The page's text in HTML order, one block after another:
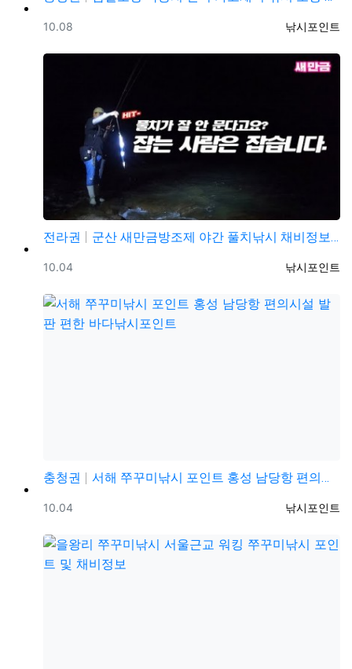
등록자
낚시포인트
등록일
10.08
전라권 군산 새만금방조제 야간 풀치낚시 채비정보 및 조황정보
등록자
낚시포인트
등록일
10.04
충청권 서해 쭈꾸미낚시 포인트 홍성 남당항 편의시설 발판 편한…
등록자
낚시포인트
등록일
10.04